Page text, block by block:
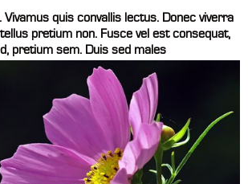
Vivamus quis convallis lectus. Donec viverra
pretium non. Fusce vel est consequat,
pretium sem. Duis sed males